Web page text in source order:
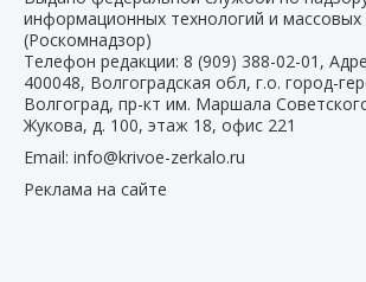
информационных технологий и массовых
(Роскомнадзор)
Телефон редакции: 8 (909) 388-02-01 ,
400048, Волгоградская обл, г.о. город-
Волгоград, пр-кт им. Маршала
Жукова, д. 100, этаж 18, офис 221
Email: info@krivoe-zerkalo.ru
Реклама на сайте